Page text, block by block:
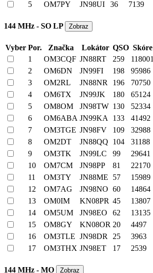
5
OM7PY JN98UI 36 7139
144 MHz - SO LP
Vyber Por. Značka Lokátor QSO Skóre
1
OM3CQF JN88RT 259
118001
2
OM6DN JN99FI 198
95986
3
OM2RL JN88NR 196
70750
4
OM6TX JN99JK 180
65124
5
OM8OM JN98TW 130
52334
6
OM6ABA JN99KA 133
41492
7
OM3TGE JN98FV 109
32988
8
OM2DT JN88QQ 104
31188
9
OM3TK JN99LC 99
29641
10
OM7CM JN98PP 81
22170
11
OM3TY JN88ME 57
15989
12
OM7AG JN98NO 60
14864
13
OM0IM KN08PR 45
13807
14
OM5UM JN98EO 62
13135
15
OM8GY KN08OR 20
4497
16
OM3TLE JN98DR 25
3963
17
OM3THX JN98ET 17 2539
144 MHz - MO